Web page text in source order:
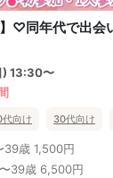
】♡同年代で出
) 13:30〜
向け 30代向け
39歳 1,500円
39歳 6,500円